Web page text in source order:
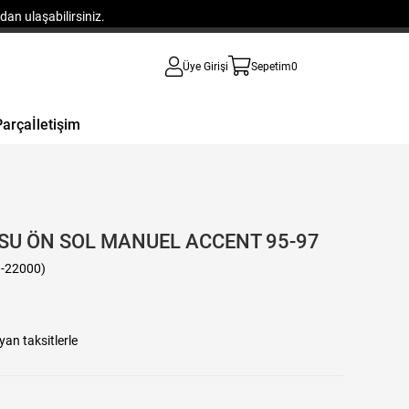
ulaşabilirsiniz.
Üye Girişi Sepetim0
İletişim
ÖN SOL MANUEL ACCENT 95-97
22000)
taksitlerle